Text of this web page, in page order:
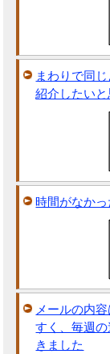
まわりで同
紹介したい
時間がなか
メールの内
すく、毎週
きました